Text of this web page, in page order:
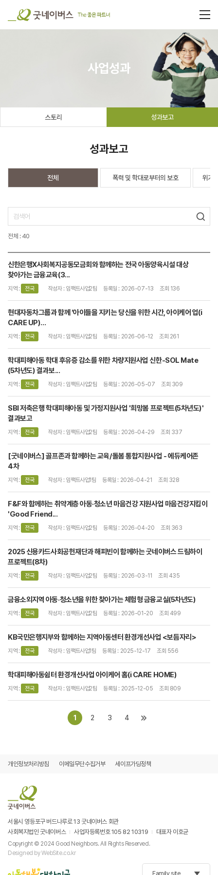
사업성과
스토리 성과보고
성과보고
전체 폭력 및 학대로부터의 보호 위기
전체 : 40
신한은행X사회복지공동모금회와 함께하는 전국 아동양육시설 대상
찾아가는 금융교육(3...
지역 : 전국 작성자 : 임팩트사업2팀 등록일 : 2026-07-13 조회 136
현대자동차그룹과 함께 ‘아이들을 지키는 당신을 위한 시간, 아이케어 업(i
CARE UP)...
지역 : 전국 작성자 : 임팩트사업2팀 등록일 : 2026-06-12 조회 261
학대피해아동 학대 후유증 감소를 위한 차량지원사업 신한-SOL Mate
(5차년도) 결과보...
지역 : 전국 작성자 : 임팩트사업2팀 등록일 : 2026-05-07 조회 309
SBI 저축은행 학대피해아동 및 가정지원사업 '희망봄 프로젝트(5차년도)'
결과보고
지역 : 전국 작성자 : 임팩트사업2팀 등록일 : 2026-04-29 조회 337
[굿네이버스] 골프존과 함께하는 교육/돌봄 통합지원사업 - 에듀케어존
4차
지역 : 전국 작성자 : 임팩트사업1팀 등록일 : 2026-04-21 조회 328
F&F와 함께하는 취약계층 아동·청소년 마음건강 지원사업 마음건강지킴이
'Good Friend...
지역 : 전국 작성자 : 임팩트사업2팀 등록일 : 2026-04-20 조회 363
2025 신용카드사회공헌재단과 해피빈이 함께하는 굿네이버스 드림하이
프로젝트(8차)
지역 : 전국 작성자 : 임팩트사업2팀 등록일 : 2026-03-11 조회 435
금융소외지역 아동·청소년을 위한 찾아가는 체험형 금융교실(5차년도)
지역 : 전국 작성자 : 임팩트사업2팀 등록일 : 2026-01-20 조회 499
KB국민은행지부와 함께하는 지역아동센터 환경개선사업 <보듬자리>
지역 : 전국 작성자 : 임팩트사업1팀 등록일 : 2025-12-17 조회 556
학대피해아동쉼터 환경개선사업 아이케어 홈(i CARE HOME)
지역 : 전국 작성자 : 임팩트사업2팀 등록일 : 2025-12-05 조회 809
1 2 3 4
개인정보처리방침 이메일무단수집거부 세이프가딩정책
Family site
서울시 영등포구 버드나루로 13 굿네이버스 회관
사회복지법인 굿네이버스
사업자등록번호 105 82 10319 대표자 이호균
Copyright © 2024 Good Neighbors. All Rights Reserved.
Designed byWebSite.co.kr